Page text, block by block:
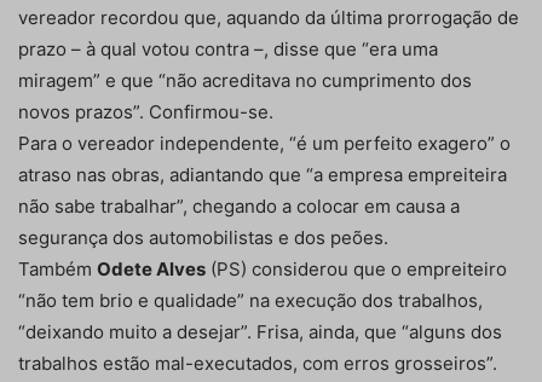
vereador recordou que, aquando da última prorrogação de
prazo – à qual votou contra –, disse que “era uma
miragem” e que “não acreditava no cumprimento dos
novos prazos”. Confirmou-se.
Para o vereador independente, “é um perfeito exagero” o
atraso nas obras, adiantando que “a empresa empreiteira
não sabe trabalhar”, chegando a colocar em causa a
segurança dos automobilistas e dos peões.
Também Odete Alves (PS) considerou que o empreiteiro
“não tem brio e qualidade” na execução dos trabalhos,
“deixando muito a desejar”. Frisa, ainda, que “alguns dos
trabalhos estão mal-executados, com erros grosseiros”.